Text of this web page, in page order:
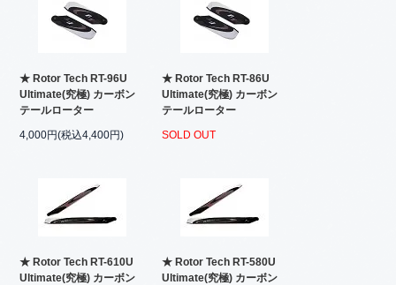
★ Rotor Tech RT-96U
Ultimate(究極) カーボン
テールローター
4,000円(税込4,400円)
★ Rotor Tech RT-86U
Ultimate(究極) カーボン
テールローター
SOLD OUT
★ Rotor Tech RT-610U
Ultimate(究極) カーボン
★ Rotor Tech RT-580U
Ultimate(究極) カーボン